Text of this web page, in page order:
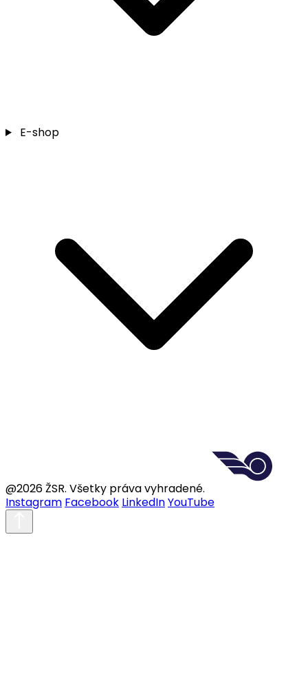
E-shop
@2026 ŽSR. Všetky práva vyhradené.
Instagram Facebook LinkedInYouTube